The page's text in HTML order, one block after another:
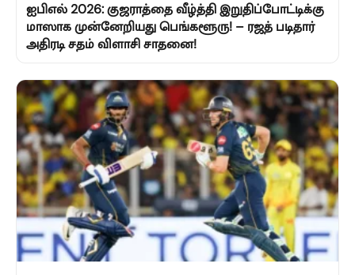
ஐபிஎல் 2026: குஜராத்தை வீழ்த்தி இறுதிப்போட்டிக்கு
மாஸாக முன்னேறியது பெங்களூரு! – ரஜத் படிதார்
அதிரடி சதம் விளாசி சாதனை!